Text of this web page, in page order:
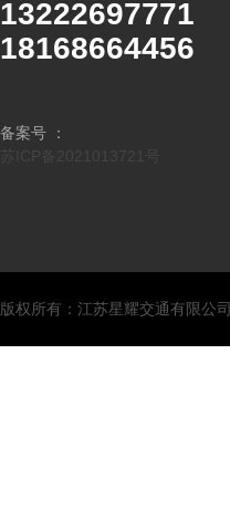
13222697771
18168664456
备案号 ：
版权所有：江苏星耀交通有限公司